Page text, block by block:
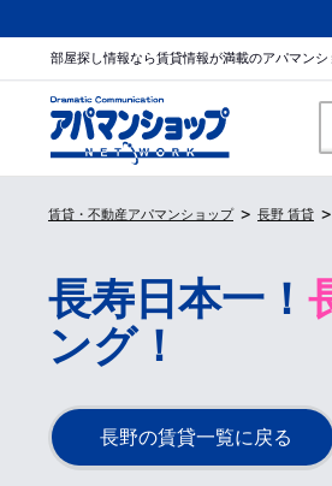
部屋探し情報なら賃貸情報が満載のアパマン
賃貸・不動産アパマンショップ 長野 賃貸
長寿日本一！
ング！
長野の賃貸一覧に戻る